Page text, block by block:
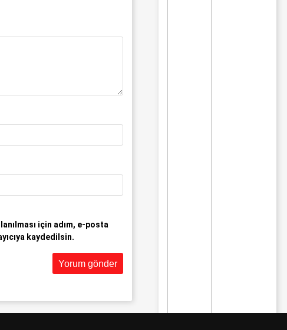
için adım, e-posta
kaydedilsin.